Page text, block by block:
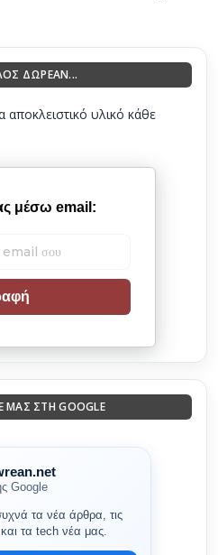
ΔΩΡΕΑΝ...
υλικό κάθε
μέσω email:
ΣΤΗ GOOGLE
Google
τα νέα άρθρα, τις
τα tech νέα μας.